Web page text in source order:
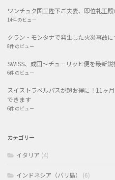
ワンチュク国王陛下ご夫妻、即位礼正
14件のビュー
クラン・モンタナで発生した火災事故に
8件のビュー
SWISS、成田〜チューリッヒ便を最新
6件のビュー
スイストラベルパスが超お得に！11ヶ
できます
6件のビュー
カテゴリー
イタリア (4)
インドネシア（バリ島） (6)